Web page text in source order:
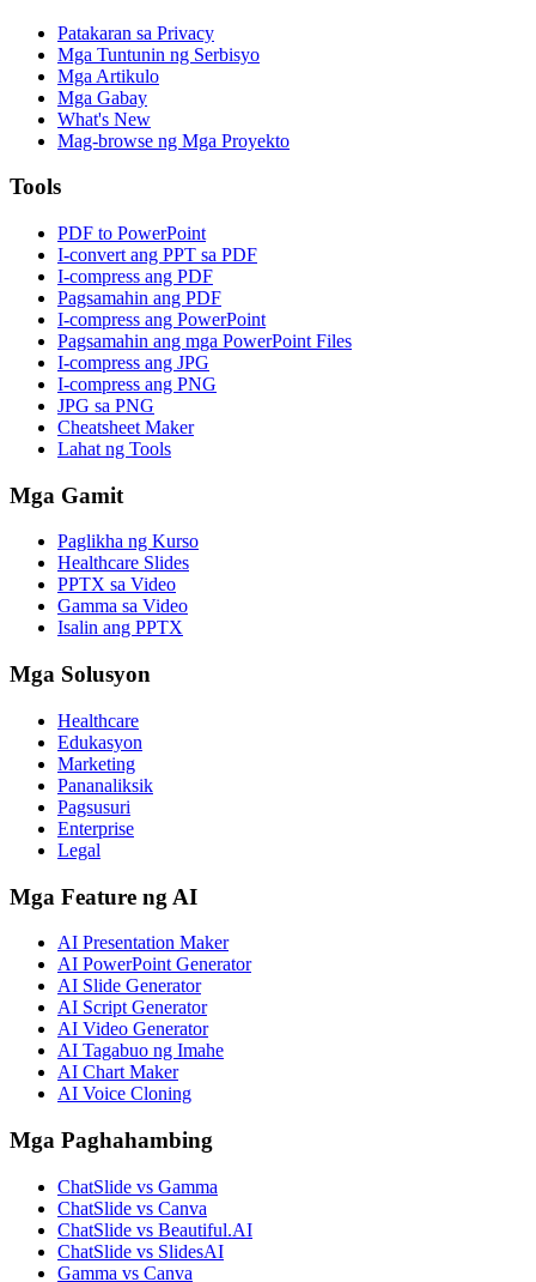
Patakaran sa Privacy
Mga Tuntunin ng Serbisyo
Mga Artikulo
Mga Gabay
What's New
Mag-browse ng Mga Proyekto
Tools
PDF to PowerPoint
I-convert ang PPT sa PDF
I-compress ang PDF
Pagsamahin ang PDF
I-compress ang PowerPoint
Pagsamahin ang mga PowerPoint Files
I-compress ang JPG
I-compress ang PNG
JPG sa PNG
Cheatsheet Maker
Lahat ng Tools
Mga Gamit
Paglikha ng Kurso
Healthcare Slides
PPTX sa Video
Gamma sa Video
Isalin ang PPTX
Mga Solusyon
Healthcare
Edukasyon
Marketing
Pananaliksik
Pagsusuri
Enterprise
Legal
Mga Feature ng AI
AI Presentation Maker
AI PowerPoint Generator
AI Slide Generator
AI Script Generator
AI Video Generator
AI Tagabuo ng Imahe
AI Chart Maker
AI Voice Cloning
Mga Paghahambing
ChatSlide vs Gamma
ChatSlide vs Canva
ChatSlide vs Beautiful.AI
ChatSlide vs SlidesAI
Gamma vs Canva